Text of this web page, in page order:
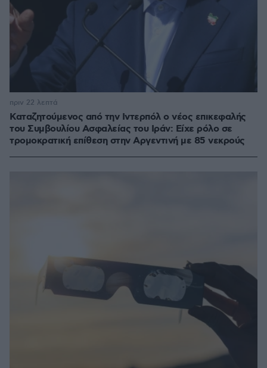
Καταζητούμενος από την Ιντερπόλ ο νέος επικεφαλής
του Συμβουλίου Ασφαλείας του Ιράν: Είχε ρόλο σε
τρομοκρατική επίθεση στην Αργεντινή με 85 νεκρούς
πριν 22 λεπτά